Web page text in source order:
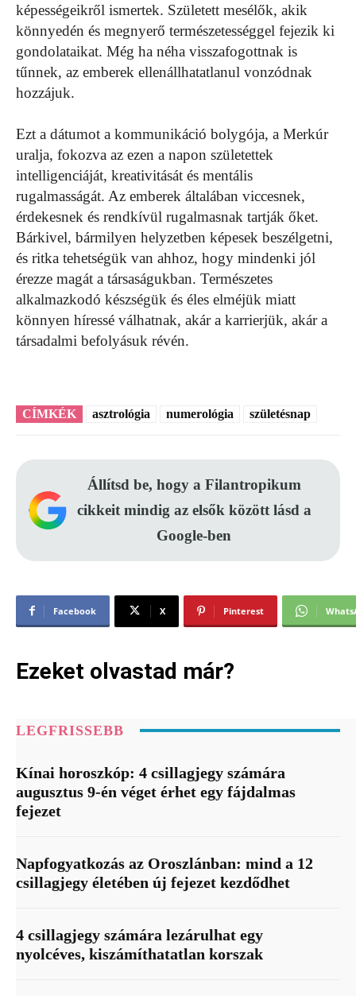
képességeikről ismertek. Született mesélők, akik
könnyedén és megnyerő természetességgel fejezik ki
gondolataikat. Még ha néha visszafogottnak is
tűnnek, az emberek ellenállhatatlanul vonzódnak
hozzájuk.
Ezt a dátumot a kommunikáció bolygója, a Merkúr
uralja, fokozva az ezen a napon születettek
intelligenciáját, kreativitását és mentális
rugalmasságát. Az emberek általában viccesnek,
érdekesnek és rendkívül rugalmasnak tartják őket.
Bárkivel, bármilyen helyzetben képesek beszélgetni,
és ritka tehetségük van ahhoz, hogy mindenki jól
érezze magát a társaságukban. Természetes
alkalmazkodó készségük és éles elméjük miatt
könnyen híressé válhatnak, akár a karrierjük, akár a
társadalmi befolyásuk révén.
CÍMKÉK asztrológia numerológia születésnap
Állítsd be, hogy a Filantropikum
cikkeit mindig az elsők között lásd a
Google-ben
Facebook X Pinterest
Ezeket olvastad már?
LEGFRISSEBB
Kínai horoszkóp: 4 csillagjegy számára
augusztus 9-én véget érhet egy fájdalmas
fejezet
Napfogyatkozás az Oroszlánban: mind a 12
csillagjegy életében új fejezet kezdődhet
4 csillagjegy számára lezárulhat egy
nyolcéves, kiszámíthatatlan korszak